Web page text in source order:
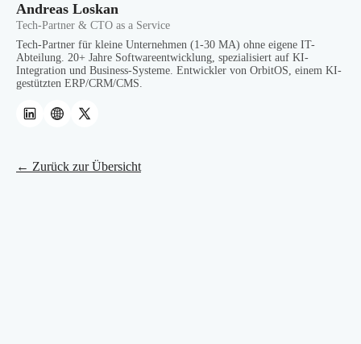
Andreas Loskan
Tech-Partner & CTO as a Service
Tech-Partner für kleine Unternehmen (1-30 MA) ohne eigene IT-
Abteilung. 20+ Jahre Softwareentwicklung, spezialisiert auf KI-
Integration und Business-Systeme. Entwickler von OrbitOS, einem KI-
gestützten ERP/CRM/CMS.
← Zurück zur Übersicht